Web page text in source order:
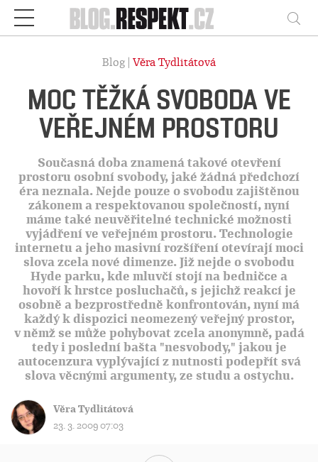
Respekt
Blog | Věra Tydlitátová
MOC TĚŽKÁ SVOBODA VE
VEŘEJNÉM PROSTORU
Současná doba znamená takové otevření
prostoru osobní svobody, jaké žádná předchozí
éra neznala. Nejde pouze o svobodu zajištěnou
zákonem a respektovanou společností, nyní
máme také neuvěřitelné technické možnosti
vyjádření ve veřejném prostoru. Technologie
internetu a jeho masivní rozšíření otevírají moci
slova zcela nové dimenze. Již nejde o svobodu
Hyde parku, kde mluvčí stojí na bedničce a
hovoří k hrstce posluchačů, s jejichž reakcí je
osobně a bezprostředně konfrontován, nyní má
každý k dispozici neomezený veřejný prostor,
v němž se může pohybovat zcela anonymně, padá
tedy i poslední bašta "nesvobody," jakou je
autocenzura vyplývající z nutnosti podepřít svá
slova věcnými argumenty, ze studu a ostychu.
Věra Tydlitátová
23. 3. 2009 07:03